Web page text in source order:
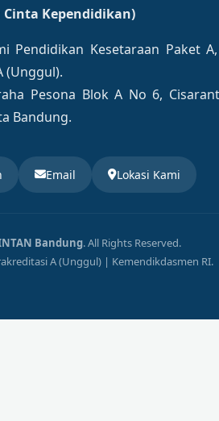
Cinta Kependidikan)
Pendidikan Kesetaraan Paket
(Unggul).
Pesona Blok A No 6,
Bandung.
Email Lokasi Kami
Bandung. All Rights Reserved.
A (Unggul) | Kemendikdasmen RI.